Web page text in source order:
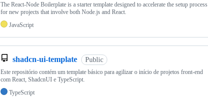
The React-Node Boilerplate is a starter template designed to accelerate the setup process
for new projects that involve both Node.js and React.
JavaScript
shadcn-ui-template Public
Este repositório contém um template básico para agilizar o início de projetos front-end
com React, ShadcnUI e TypeScript.
TypeScript